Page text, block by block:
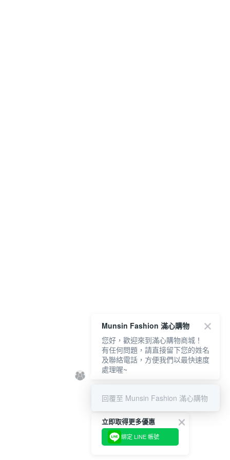
立即取得更多優惠
綁定 LINE 帳號
Munsin Fashion 滿心購物
您好，歡迎來到滿心購物商城！
有任何問題，請直接留下您的姓名
及聯絡電話，方便我們以最快速度
處理喔~
回覆至 Munsin Fashion 滿心購物